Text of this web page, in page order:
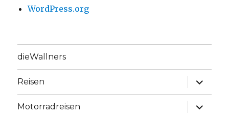
WordPress.org
dieWallners
Reisen
Motorradreisen